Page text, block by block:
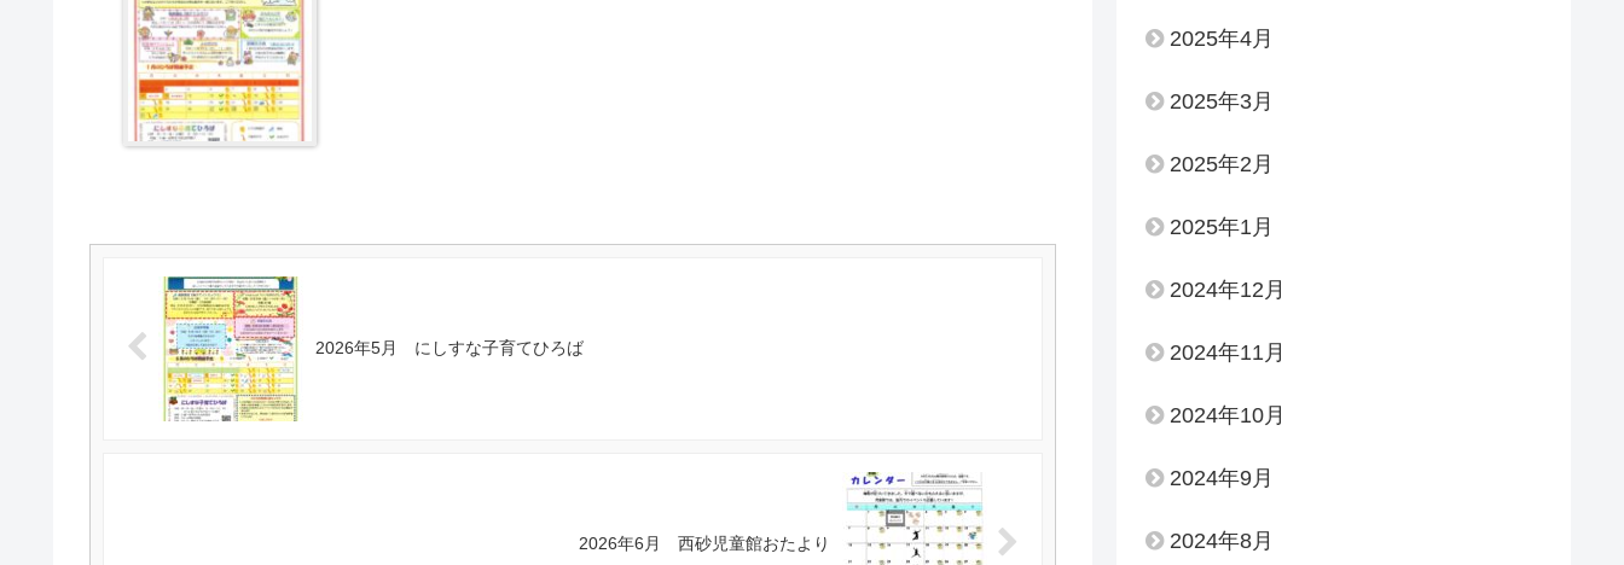
2026年5月 にしすな子育てひろば
2026年6月 西砂児童館おたより
2025年4月
2025年3月
2025年2月
2025年1月
2024年12月
2024年11月
2024年10月
2024年9月
2024年8月